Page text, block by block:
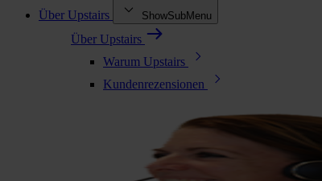
Über Upstairs
ShowSubMenu
Über Upstairs
Warum Upstairs
Kundenrezensionen